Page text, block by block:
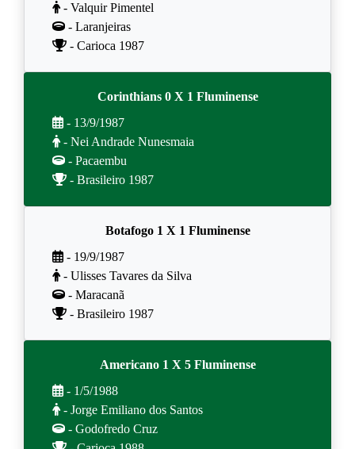
- Valquir Pimentel
- Laranjeiras
- Carioca 1987
Corinthians 0 X 1 Fluminense
- 13/9/1987
- Nei Andrade Nunesmaia
- Pacaembu
- Brasileiro 1987
Botafogo 1 X 1 Fluminense
- 19/9/1987
- Ulisses Tavares da Silva
- Maracanã
- Brasileiro 1987
Americano 1 X 5 Fluminense
- 1/5/1988
- Jorge Emiliano dos Santos
- Godofredo Cruz